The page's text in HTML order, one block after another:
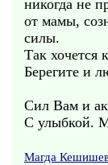
никогда не
от мамы,
силы.
Так хочется
Берегите и
Сил Вам и
С улыбкой.
Магда